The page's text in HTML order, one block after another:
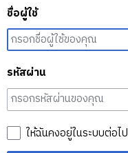
ชื่อผู้ใช้
รหัสผ่าน
ให้ฉันคงอยู่ในระบบต่อไป